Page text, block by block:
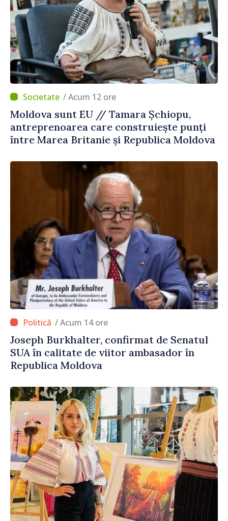
/ Acum 12 ore
Moldova sunt EU // Tamara Șchiopu,
antreprenoarea care construiește punți
între Marea Britanie și Republica Moldova
/ Acum 14 ore
Joseph Burkhalter, confirmat de Senatul
SUA în calitate de viitor ambasador în
Republica Moldova